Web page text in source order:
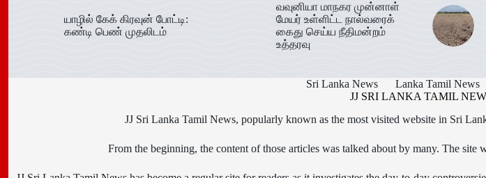
யாழில் கேக் கிரவுன் போட்டி:
கண்டி பெண் முதலிடம்
வவுனியா மாநகர முன்னாள்
மேயர் உள்ளிட்ட நால்வரைக்
கைது செய்ய நீதிமன்றம்
உத்தரவு
Sri Lanka News Lanka Tamil News
JJ SRI LANKA TAMIL
JJ Sri Lanka Tamil News, popularly known as the most visited website in Sri
From the beginning, the content of those articles was talked about by many. The site